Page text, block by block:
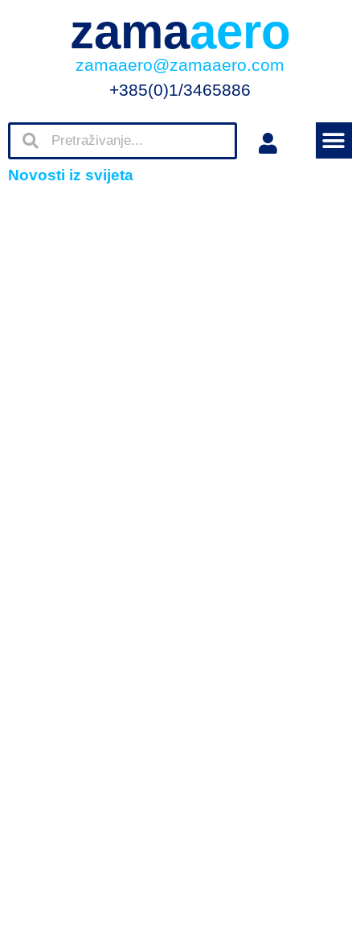
zamaaero
zamaaero@zamaaero.com
+385(0)1/3465886
Novosti iz svijeta